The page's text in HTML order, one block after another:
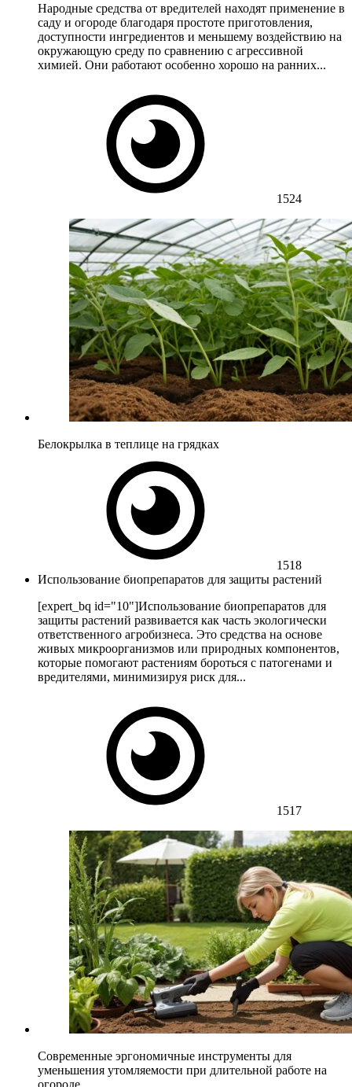
Народные средства от вредителей находят применение в
саду и огороде благодаря простоте приготовления,
доступности ингредиентов и меньшему воздействию на
окружающую среду по сравнению с агрессивной
химией. Они работают особенно хорошо на ранних...
1524
Белокрылка в теплице на грядках
1518
Использование биопрепаратов для защиты растений
[expert_bq id="10"]Использование биопрепаратов для
защиты растений развивается как часть экологически
ответственного агробизнеса. Это средства на основе
живых микроорганизмов или природных компонентов,
которые помогают растениям бороться с патогенами и
вредителями, минимизируя риск для...
1517
Современные эргономичные инструменты для
уменьшения утомляемости при длительной работе на
огороде